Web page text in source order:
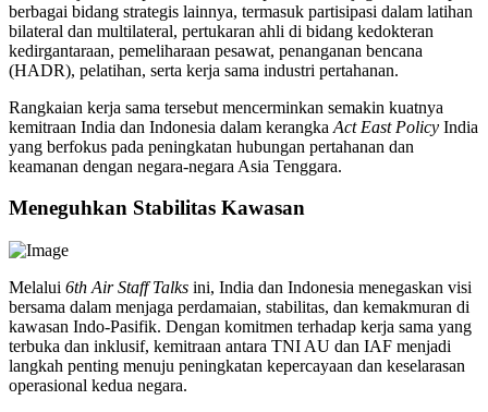
berbagai bidang strategis lainnya, termasuk partisipasi dalam latihan
bilateral dan multilateral, pertukaran ahli di bidang kedokteran
kedirgantaraan, pemeliharaan pesawat, penanganan bencana
(HADR), pelatihan, serta kerja sama industri pertahanan.
Rangkaian kerja sama tersebut mencerminkan semakin kuatnya
kemitraan India dan Indonesia dalam kerangka Act East Policy India
yang berfokus pada peningkatan hubungan pertahanan dan
keamanan dengan negara-negara Asia Tenggara.
Meneguhkan Stabilitas Kawasan
Melalui 6th Air Staff Talks ini, India dan Indonesia menegaskan visi
bersama dalam menjaga perdamaian, stabilitas, dan kemakmuran di
kawasan Indo-Pasifik. Dengan komitmen terhadap kerja sama yang
terbuka dan inklusif, kemitraan antara TNI AU dan IAF menjadi
langkah penting menuju peningkatan kepercayaan dan keselarasan
operasional kedua negara.